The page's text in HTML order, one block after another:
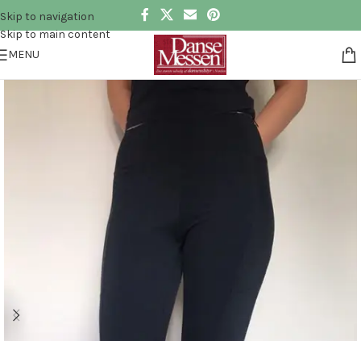
Skip to navigation
Skip to main content
MENU